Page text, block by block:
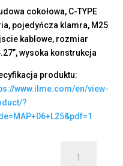
cokołowa, C-TYPE
pojedyńcza klamra, M25
kablowe, rozmiar
wysoka konstrukcja
produktu:
www.ilme.com/en/view-
?